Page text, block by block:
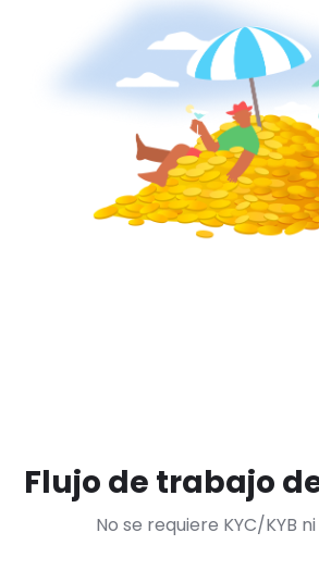
Flujo de trabajo
No se requiere KYC/KYB